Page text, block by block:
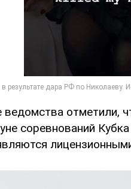
ведомства отметили,
соревнований